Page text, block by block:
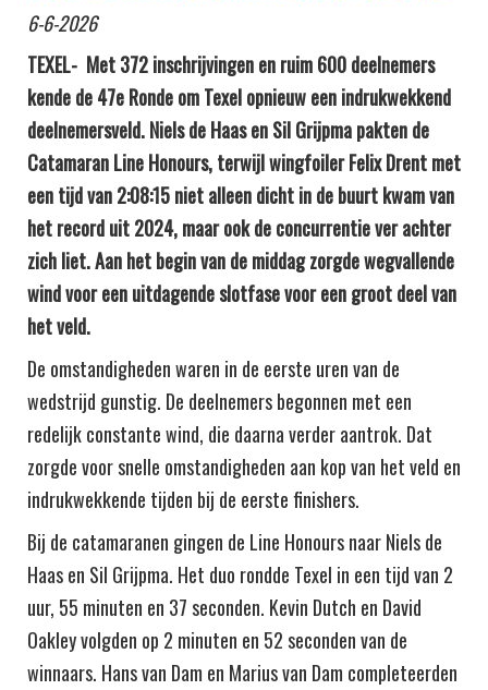
6-6-2026
TEXEL- Met 372 inschrijvingen en ruim 600 deelnemers
kende de 47e Ronde om Texel opnieuw een indrukwekkend
deelnemersveld. Niels de Haas en Sil Grijpma pakten de
Catamaran Line Honours, terwijl wingfoiler Felix Drent met
een tijd van 2:08:15 niet alleen dicht in de buurt kwam van
het record uit 2024, maar ook de concurrentie ver achter
zich liet. Aan het begin van de middag zorgde wegvallende
wind voor een uitdagende slotfase voor een groot deel van
het veld.
De omstandigheden waren in de eerste uren van de
wedstrijd gunstig. De deelnemers begonnen met een
redelijk constante wind, die daarna verder aantrok. Dat
zorgde voor snelle omstandigheden aan kop van het veld en
indrukwekkende tijden bij de eerste finishers.
Bij de catamaranen gingen de Line Honours naar Niels de
Haas en Sil Grijpma. Het duo rondde Texel in een tijd van 2
uur, 55 minuten en 37 seconden. Kevin Dutch en David
Oakley volgden op 2 minuten en 52 seconden van de
winnaars. Hans van Dam en Marius van Dam completeerden